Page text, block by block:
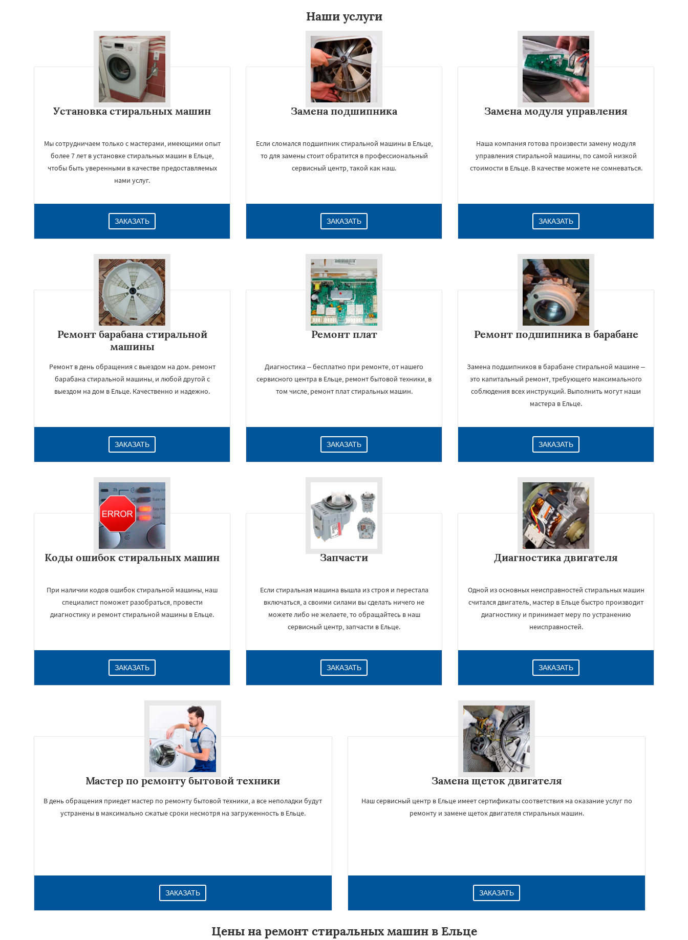
Наши услуги
Установка стиральных машин
Мы сотрудничаем только с мастерами, имеющими опыт
более 7 лет в установке стиральных машин в Ельце,
чтобы быть уверенными в качестве предоставляемых
нами услуг.
ЗАКАЗАТЬ
Замена подшипника
Если сломался подшипник стиральной машины в Ельце,
то для замены стоит обратится в профессиональный
сервисный центр, такой как наш.
ЗАКАЗАТЬ
Замена модуля управления
Наша компания готова произвести замену модуля
управления стиральной машины, по самой низкой
стоимости в Ельце. В качестве можете не сомневаться.
ЗАКАЗАТЬ
Ремонт барабана стиральной
машины
Ремонт в день обращения с выездом на дом. ремонт
барабана стиральной машины, и любой другой с
выездом на дом в Ельце. Качественно и надежно.
ЗАКАЗАТЬ
Ремонт плат
Диагностика – бесплатно при ремонте, от нашего
сервисного центра в Ельце, ремонт бытовой техники, в
том числе, ремонт плат стиральных машин.
ЗАКАЗАТЬ
Ремонт подшипника в барабане
Замена подшипников в барабане стиральной машине –
это капитальный ремонт, требующего максимального
соблюдения всех инструкций. Выполнить могут наши
мастера в Ельце.
ЗАКАЗАТЬ
Коды ошибок стиральных машин
При наличии кодов ошибок стиральной машины, наш
специалист поможет разобраться, провести
диагностику и ремонт стиральной машины в Ельце.
ЗАКАЗАТЬ
Запчасти
Если стиральная машина вышла из строя и перестала
включаться, а своими силами вы сделать ничего не
можете либо не желаете, то обращайтесь в наш
сервисный центр, запчасти в Ельце.
ЗАКАЗАТЬ
Диагностика двигателя
Одной из основных неисправностей стиральных машин
считался двигатель, мастер в Ельце быстро производит
диагностику и принимает меру по устранению
неисправностей.
ЗАКАЗАТЬ
Мастер по ремонту бытовой техники
В день обращения приедет мастер по ремонту бытовой техники, а все неполадки будут
устранены в максимально сжатые сроки несмотря на загруженность в Ельце.
ЗАКАЗАТЬ
Замена щеток двигателя
Наш сервисный центр в Ельце имеет сертификаты соответствия на оказание услуг по
ремонту и замене щеток двигателя стиральных машин.
ЗАКАЗАТЬ
Цены на ремонт стиральных машин в Ельце
Даю согласие на обработку персональных данных